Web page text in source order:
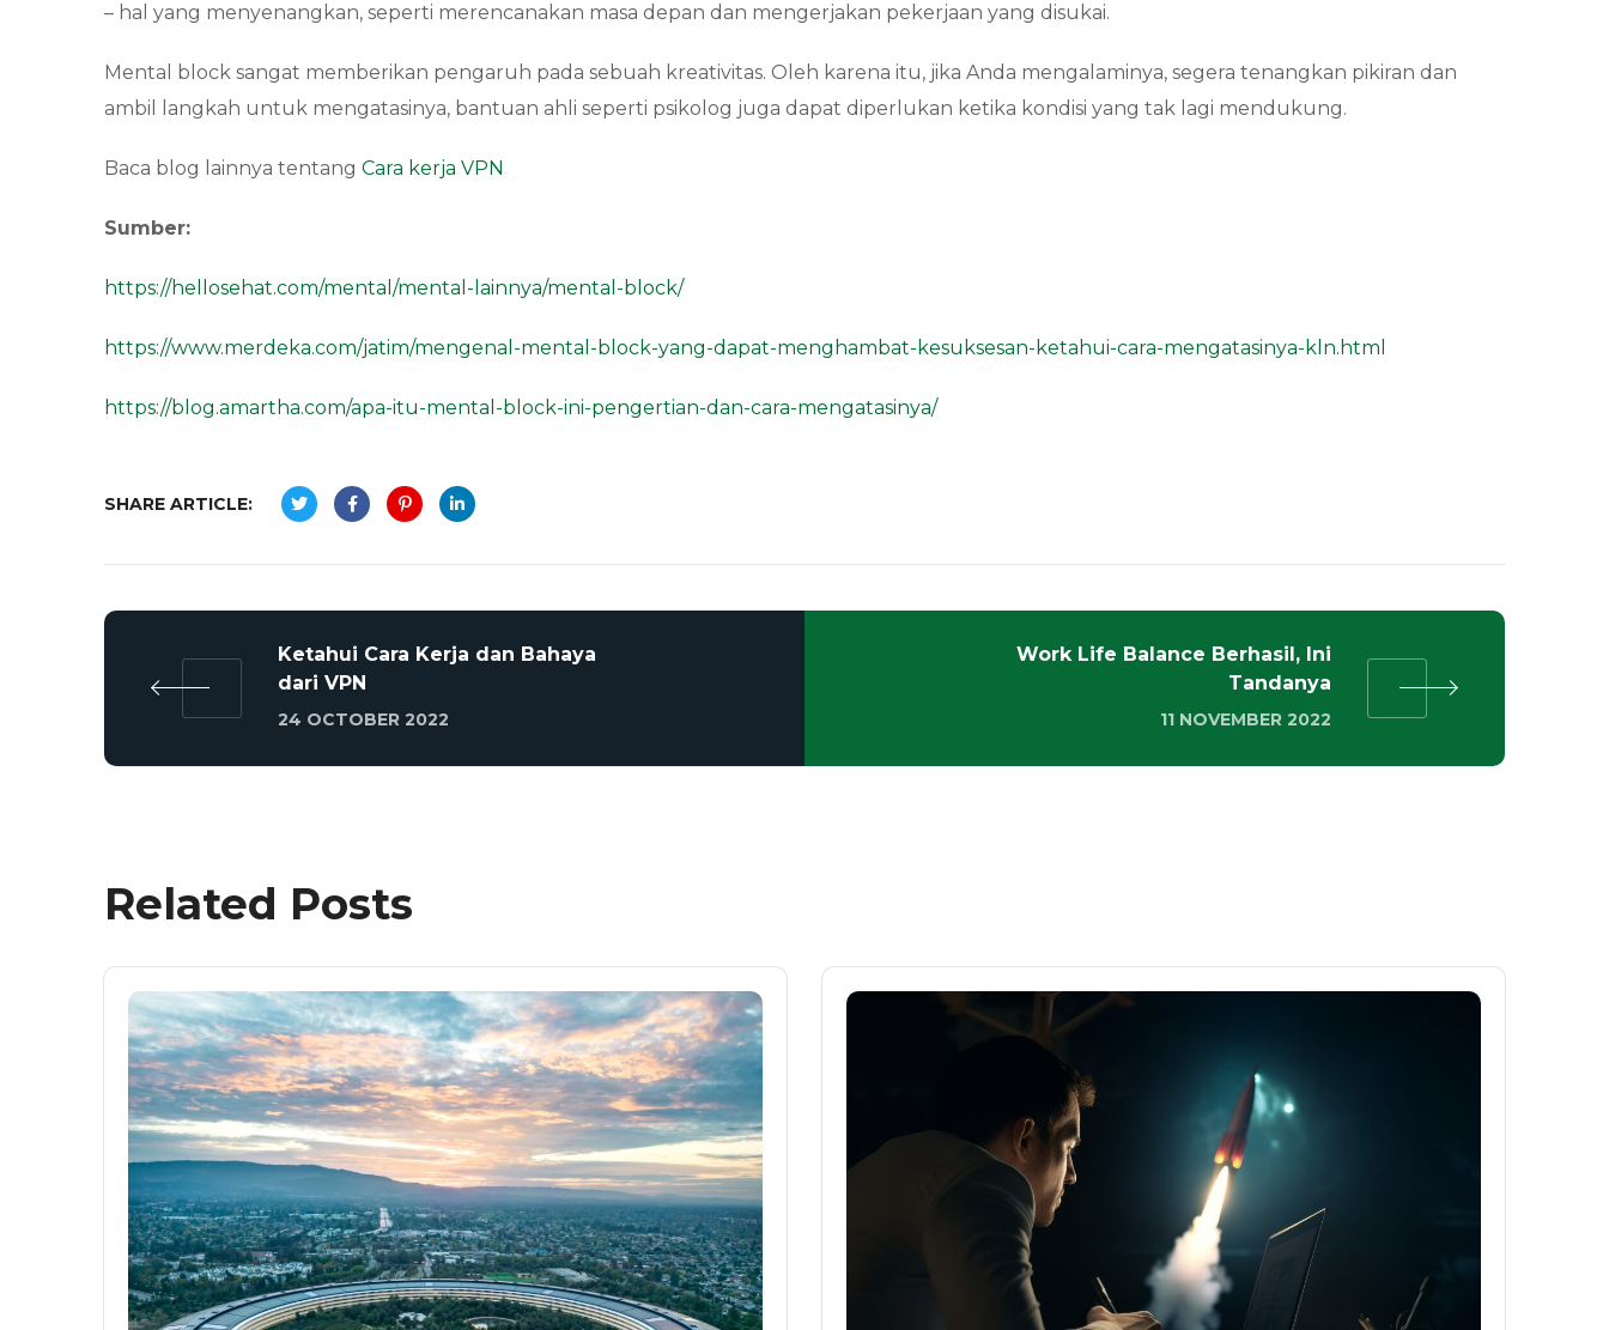
– hal yang menyenangkan, seperti merencanakan masa depan dan mengerjakan pekerjaan yang disukai.
Mental block sangat memberikan pengaruh pada sebuah kreativitas. Oleh karena itu, jika Anda mengalaminya, segera tenangkan pikiran dan
ambil langkah untuk mengatasinya, bantuan ahli seperti psikolog juga dapat diperlukan ketika kondisi yang tak lagi mendukung.
Baca blog lainnya tentang Cara kerja VPN
Sumber:
https://hellosehat.com/mental/mental-lainnya/mental-block/
https://www.merdeka.com/jatim/mengenal-mental-block-yang-dapat-menghambat-kesuksesan-ketahui-cara-mengatasinya-kln.html
https://blog.amartha.com/apa-itu-mental-block-ini-pengertian-dan-cara-mengatasinya/
SHARE ARTICLE:
Ketahui Cara Kerja dan Bahaya
dari VPN
24 OCTOBER 2022
Work Life Balance Berhasil, Ini
Tandanya
11 NOVEMBER 2022
Related Posts